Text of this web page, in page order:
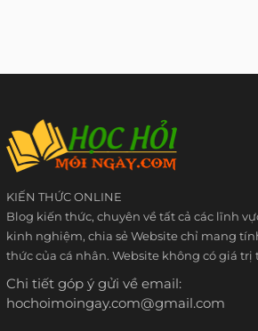
KIẾN THỨC ONLINE
Blog kiến thức, chuyên về tất cả các lĩnh
kinh nghiệm, chia sẻ Website chỉ mang
thức của cá nhân. Website không có giá trị
Chi tiết góp ý gửi về email:
hochoimoingay.com@gmail.com